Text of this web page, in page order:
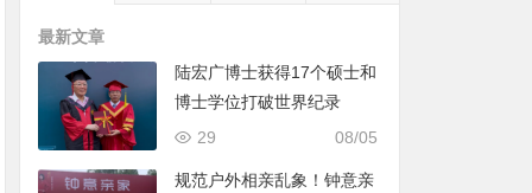
最新文章
陆宏广博士获得17个硕士和
博士学位打破世界纪录
08/05
29
规范户外相亲乱象！钟意亲